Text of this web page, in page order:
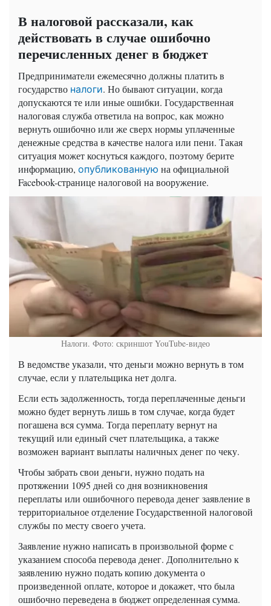
В налоговой рассказали, как
действовать в случае ошибочно
перечисленных денег в бюджет
Предприниматели ежемесячно должны платить в
государство налоги. Но бывают ситуации, когда
допускаются те или иные ошибки. Государственная
налоговая служба ответила на вопрос, как можно
вернуть ошибочно или же сверх нормы уплаченные
денежные средства в качестве налога или пени. Такая
ситуация может коснуться каждого, поэтому берите
информацию, опубликованную на официальной
Facebook-странице налоговой на вооружение.
Налоги. Фото: скриншот YouTube-видео
В ведомстве указали, что деньги можно вернуть в том
случае, если у плательщика нет долга.
Если есть задолженность, тогда переплаченные деньги
можно будет вернуть лишь в том случае, когда будет
погашена вся сумма. Тогда переплату вернут на
текущий или единый счет плательщика, а также
возможен вариант выплаты наличных денег по чеку.
Чтобы забрать свои деньги, нужно подать на
протяжении 1095 дней со дня возникновения
переплаты или ошибочного перевода денег заявление в
территориальное отделение Государственной налоговой
службы по месту своего учета.
Заявление нужно написать в произвольной форме с
указанием способа перевода денег. Дополнительно к
заявлению нужно подать копию документа о
произведенной оплате, которое и докажет, что была
ошибочно переведена в бюджет определенная сумма.